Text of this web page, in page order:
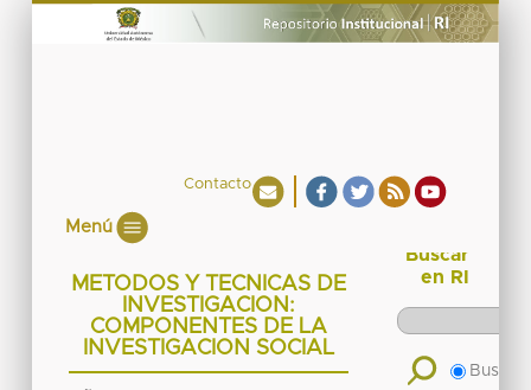
Contacto
Menú
METODOS Y TECNICAS DE
INVESTIGACION:
COMPONENTES DE LA
INVESTIGACION SOCIAL
Buscar
en RI
Buscar